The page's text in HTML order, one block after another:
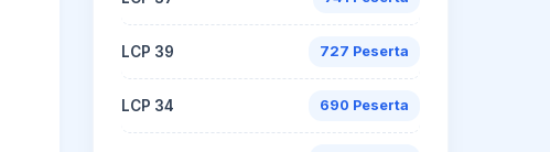
LCP 39 727 Peserta
LCP 34 690 Peserta